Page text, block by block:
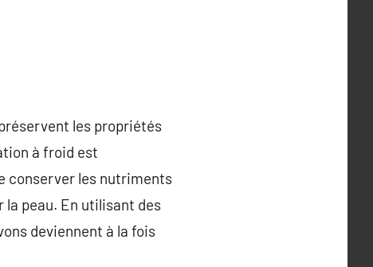
les propriétés
à froid est
conserver les nutriments
la peau. En utilisant des
deviennent à la fois